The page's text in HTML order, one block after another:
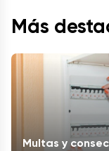
Más
Multas y